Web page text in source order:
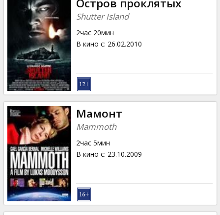
Shutter Island
2час 20мин
В кино с: 26.02.2010
Мамонт
Mammoth
2час 5мин
В кино с: 23.10.2009